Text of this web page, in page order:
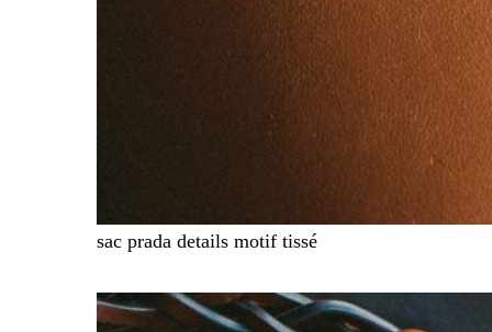
sac prada details motif tissé